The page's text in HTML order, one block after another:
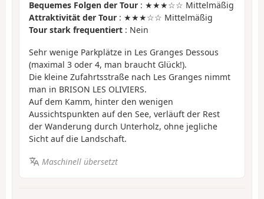
Bequemes Folgen der Tour : ★★★☆☆ Mittelmäßig
Attraktivität der Tour : ★★★☆☆ Mittelmäßig
Tour stark frequentiert : Nein
Sehr wenige Parkplätze in Les Granges Dessous
(maximal 3 oder 4, man braucht Glück!).
Die kleine Zufahrtsstraße nach Les Granges nimmt
man in BRISON LES OLIVIERS.
Auf dem Kamm, hinter den wenigen
Aussichtspunkten auf den See, verläuft der Rest
der Wanderung durch Unterholz, ohne jegliche
Sicht auf die Landschaft.
Maschinell übersetzt